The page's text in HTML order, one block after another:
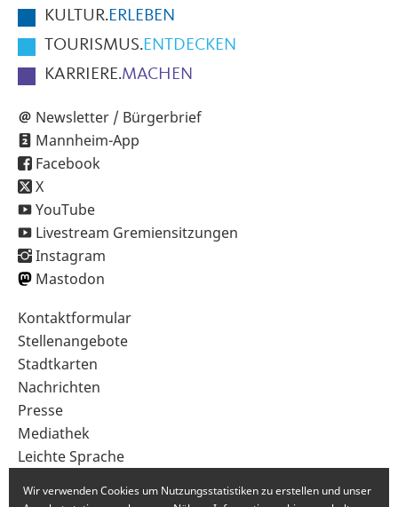
KULTUR.ERLEBEN
TOURISMUS.ENTDECKEN
KARRIERE.MACHEN
Newsletter / Bürgerbrief
Mannheim-App
Facebook
X
YouTube
Livestream Gremiensitzungen
Instagram
Mastodon
Sekundärnavigation
im
Fußbereich
Kontaktformular
Stellenangebote
Stadtkarten
Nachrichten
Presse
Mediathek
Leichte Sprache
Wir verwenden Cookies um Nutzungsstatistiken zu erstellen und unser